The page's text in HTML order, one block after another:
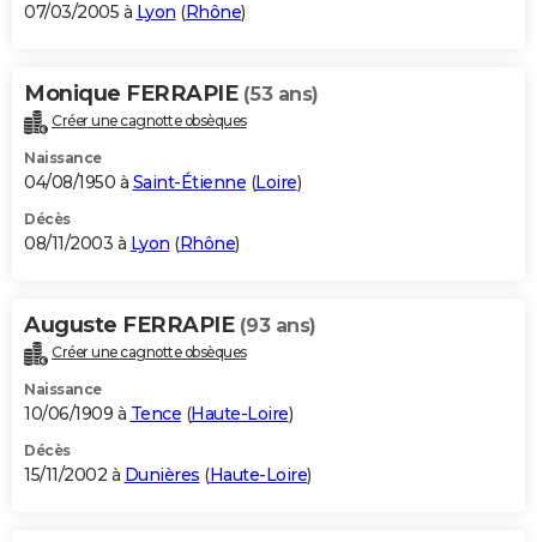
07/03/2005 à Lyon (Rhône)
Monique FERRAPIE (53 ans)
Créer une cagnotte obsèques
Naissance
04/08/1950 à Saint-Étienne (Loire)
Décès
08/11/2003 à Lyon (Rhône)
Auguste FERRAPIE (93 ans)
Créer une cagnotte obsèques
Naissance
10/06/1909 à Tence (Haute-Loire)
Décès
15/11/2002 à Dunières (Haute-Loire)